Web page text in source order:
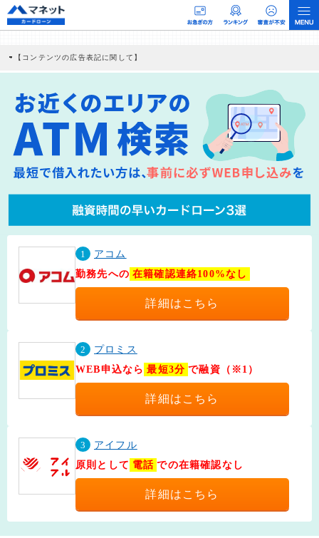
【コンテンツの広告表記に関して】
社に対して企業から紹介報酬が支払われるという収益モデルです。 ただし、特定の
商品を根拠なくPRするものではなく、当編集部の調査／ユーザーへの口コミ収集な
どに基づき、公平性を担保した情報提供を行っています。
>提携企業一覧
1
アコム
勤務先への 在籍確認連絡100%なし
詳細はこちら
2
プロミス
WEB申込なら 最短3分 で融資（※1）
詳細はこちら
3
アイフル
原則として 電話 での在籍確認なし
詳細はこちら